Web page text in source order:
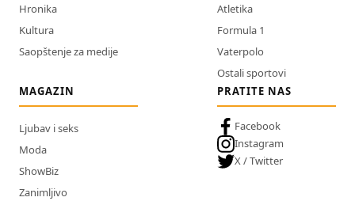
Hronika
Kultura
Saopštenje za medije
Atletika
Formula 1
Vaterpolo
Ostali sportovi
MAGAZIN
Ljubav i seks
Moda
ShowBiz
Zanimljivo
PRATITE NAS
Facebook
Instagram
X / Twitter